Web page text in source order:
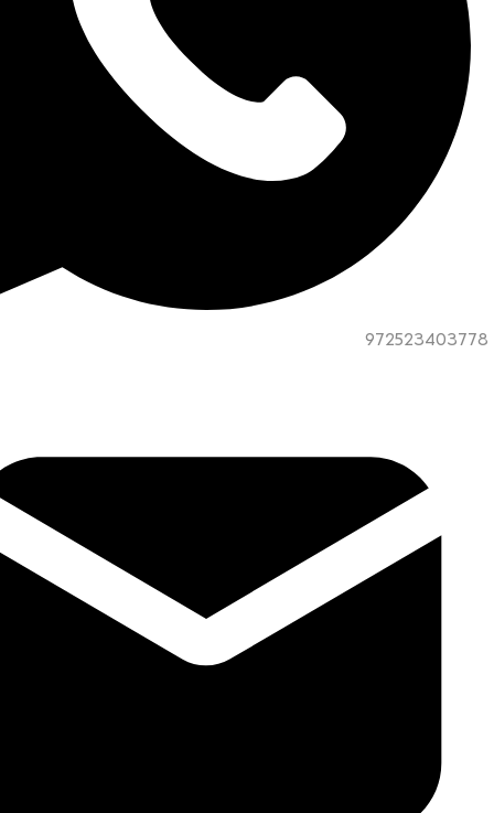
972523403778